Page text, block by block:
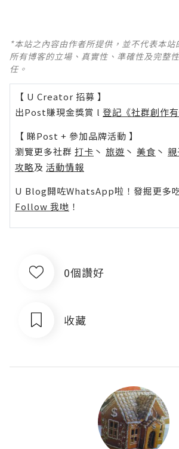
*本站之內容由作者所提供，並不代表本
所有博客的立場、真實性、準確性及完整
任。
【 U Creator 招募 】
出Post賺現金獎賞 l 登記《社群創作有
【 睇Post + 參加品牌活動 】
瀏覽更多社群 打卡 丶 旅遊 丶 美食 丶
攻略及 活動情報
U Blog開咗WhatsApp啦！發掘更多
Follow 我哋 ！
0個讚好
收藏